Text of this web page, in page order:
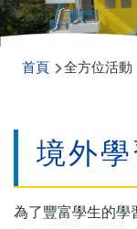
導
連
結
首頁 全方位活動
境外學
為了豐富學生的學